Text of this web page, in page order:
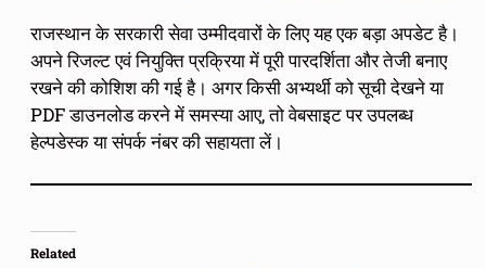
राजस्थान के सरकारी सेवा उम्मीदवारों के लिए यह एक बड़ा अपडेट है।
अपने रिजल्ट एवं नियुक्ति प्रक्रिया में पूरी पारदर्शिता और तेजी बनाए
रखने की कोशिश की गई है। अगर किसी अभ्यर्थी को सूची देखने या
PDF डाउनलोड करने में समस्या आए, तो वेबसाइट पर उपलब्ध
हेल्पडेस्क या संपर्क नंबर की सहायता लें।
Related